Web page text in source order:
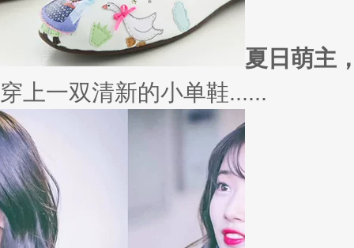
冬季绚烂，少不了羽绒服、毛呢